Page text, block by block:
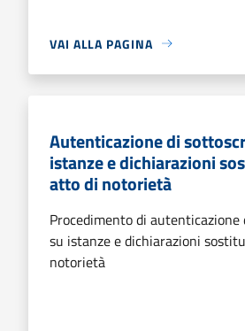
VAI ALLA PAGINA
Autenticazione di
istanze e dichiarazioni
atto di notorietà
Procedimento di
su istanze e dichiarazioni
notorietà